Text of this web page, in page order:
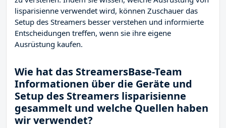
lisparisienne verwendet wird, können Zuschauer das
Setup des Streamers besser verstehen und informierte
Entscheidungen treffen, wenn sie ihre eigene
Ausrüstung kaufen.
Wie hat das StreamersBase-Team
Informationen über die Geräte und
Setup des Streamers lisparisienne
gesammelt und welche Quellen haben
wir verwendet?